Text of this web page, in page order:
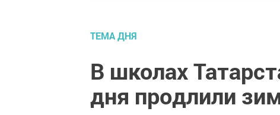
ТЕМА ДНЯ
В школах
дня продлили